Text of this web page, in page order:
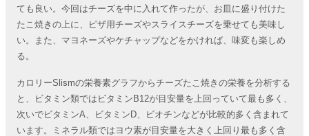
ても良い。今回はチーズを中に入れて作ったが、お皿に盛り付けた
たこ焼きの上に、ピザ用チーズやスライスチーズを乗せても美味し
い。また、マヨネーズやケチャップなどをかければ、味変も楽しめ
る。
カロリーSlismの栄養素グラフからチーズたこ焼きの栄養を分析する
と、ビタミン類ではビタミンB12が目安量を上回っていて最も多く、
次いでビタミンA、ビタミンD、ビオチンなどが比較的多く含まれて
います。ミネラル類ではヨウ素が目安量を大きく上回り最も多く含